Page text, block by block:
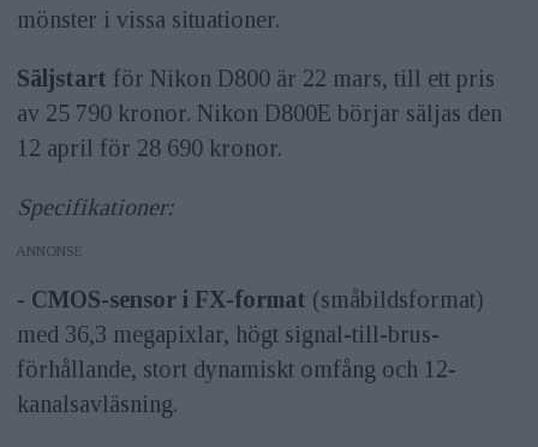
mönster i vissa situationer.
Säljstart för Nikon D800 är 22 mars, till ett pris
av 25 790 kronor. Nikon D800E börjar säljas den
12 april för 28 690 kronor.
Specifikationer:
ANNONS
- CMOS-sensor i FX-format (småbildsformat)
med 36,3 megapixlar, högt signal-till-brus-
förhållande, stort dynamiskt omfång och 12-
kanalsavläsning.